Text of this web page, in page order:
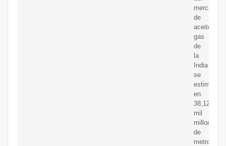
mercado
de
aceitey
gas
de
la
India
se
estima
en
38,12
mil
millones
de
metros